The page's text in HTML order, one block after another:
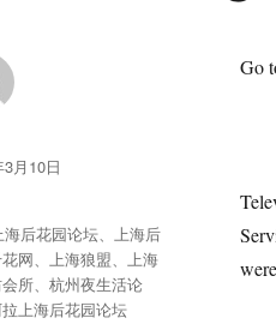
Go
月10日
海后花园论坛、上海后
网、上海狼盟、上海
所、杭州夜生活论
上海后花园论坛